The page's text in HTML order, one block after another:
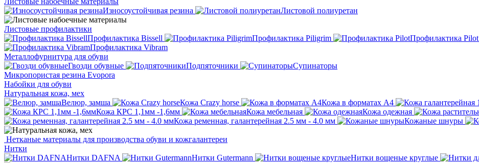
Износоустойчивая резина
Листовой полиуретан
Листовые профилактики
Профилактика Bissell
Профилактика Piligrim Профилактика Pilot
Профилактика Vibram
Металлофурнитура для обуви
Гвозди обувные
Подпяточники
Супинаторы
Микропористая резина Evopora
Набойки для обуви
Натуральная кожа, мех
Велюр, замша
Кожа Crazy horse Кожа в форматах А4
Кожа КРС 1,1мм -1,6мм
Кожа мебельная Кожа одежная
Кожа ременная, галантерейная 2.5 мм - 4.0 мм
Кожаные шнуры
Нетканые материалы для производства обуви и кожгалантереи
Нитки
Нитки DAFNA
Нитки Gutermann Нитки вощеные круглые